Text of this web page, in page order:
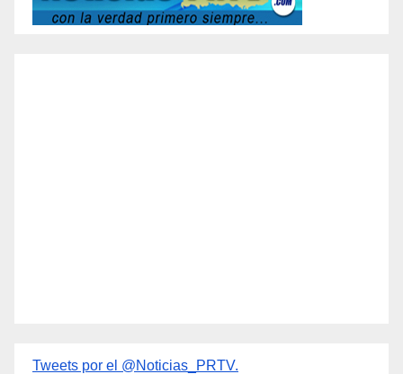
Tweets por el @Noticias_PRTV.